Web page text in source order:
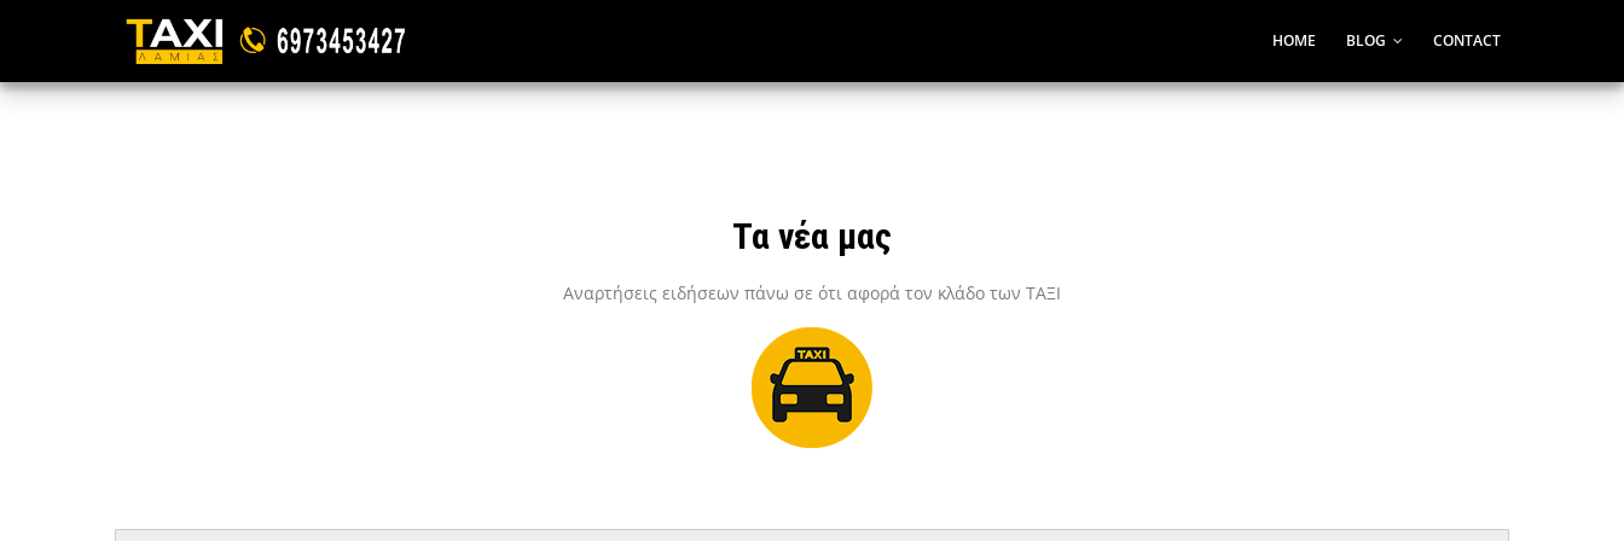
HOME BLOG CONTACT
Τα νέα μας
Αναρτήσεις ειδήσεων πάνω σε ότι αφορά τον κλάδο των ΤΑΞΙ